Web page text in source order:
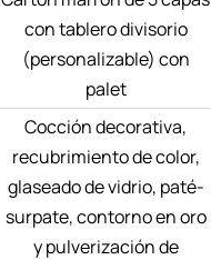
con tablero divisorio
(personalizable) con
palet
Cocción decorativa,
recubrimiento de color,
glaseado de vidrio, paté-
surpate, contorno en oro
y pulverización de